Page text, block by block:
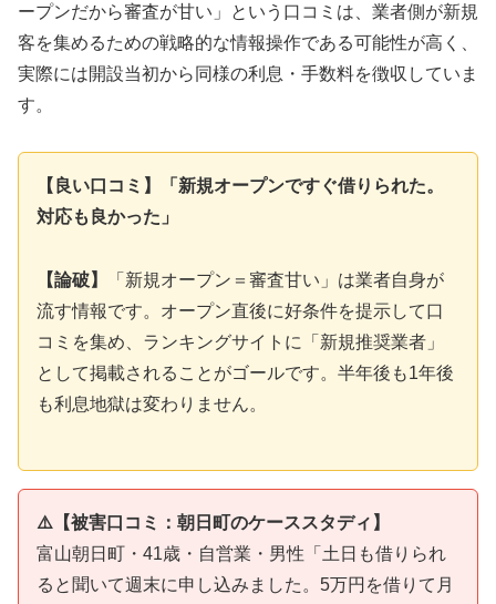
ープンだから審査が甘い」という口コミは、業者側が新規
客を集めるための戦略的な情報操作である可能性が高く、
実際には開設当初から同様の利息・手数料を徴収していま
す。
【良い口コミ】「新規オープンですぐ借りられた。
対応も良かった」
【論破】
「新規オープン＝審査甘い」は業者自身が
流す情報です。オープン直後に好条件を提示して口
コミを集め、ランキングサイトに「新規推奨業者」
として掲載されることがゴールです。半年後も1年後
も利息地獄は変わりません。
⚠️【被害口コミ：朝日町のケーススタディ】
富山朝日町・41歳・自営業・男性「土日も借りられ
ると聞いて週末に申し込みました。5万円を借りて月